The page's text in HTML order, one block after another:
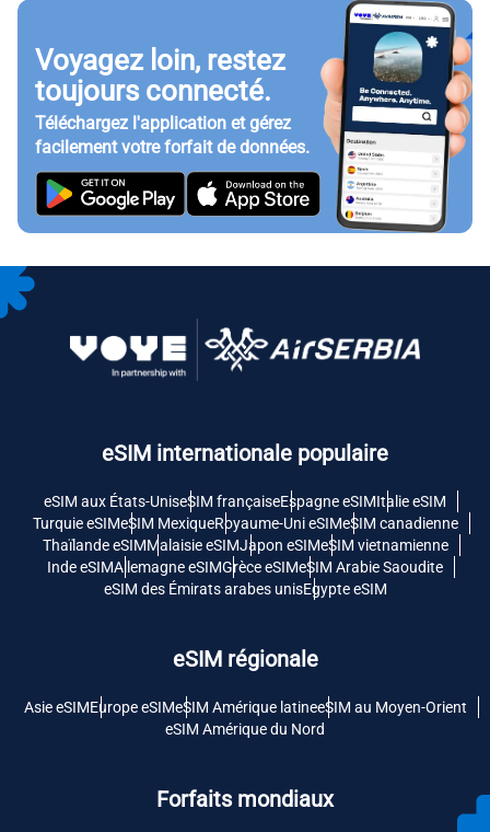
Voyagez loin, restez
toujours connecté.
Téléchargez l'application et gérez
facilement votre forfait de données.
eSIM internationale populaire
eSIM aux États-UniseSIM françaiseEspagne eSIMItalie eSIM
Turquie eSIMeSIM MexiqueRoyaume-Uni eSIMeSIM canadienne
Thaïlande eSIMMalaisie eSIMJapon eSIMeSIM vietnamienne
Inde eSIMAllemagne eSIMGrèce eSIMeSIM Arabie Saoudite
eSIM des Émirats arabes unisEgypte eSIM
eSIM régionale
Asie eSIMEurope eSIMeSIM Amérique latineeSIM au Moyen-Orient
eSIM Amérique du Nord
Forfaits mondiaux